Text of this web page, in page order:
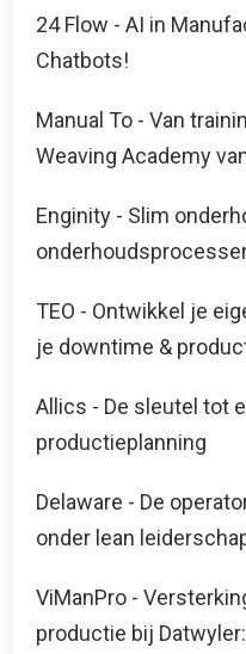
24 Flow - AI in
Chatbots!
Manual To - Van
Weaving Academy
Enginity - Slim
TEO - Ontwikkel je
je downtime &
Allics - De sleutel tot
productieplanning
Delaware - De
onder lean
ViManPro -
productie bij